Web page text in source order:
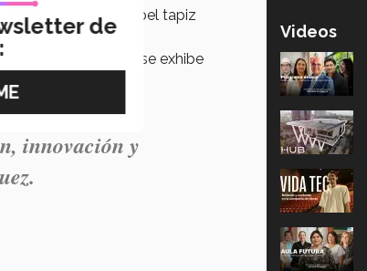
en medio de un papel tapiz
en el festival y se exhibe
innovación y
Videos
de